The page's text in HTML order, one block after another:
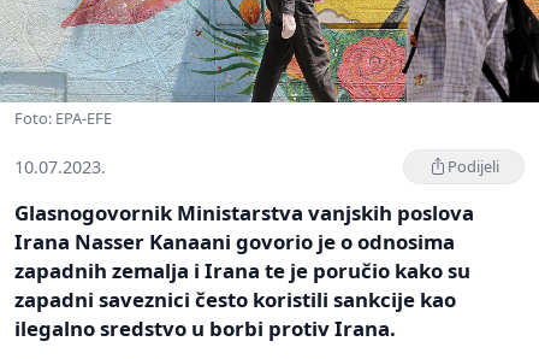
Foto: EPA-EFE
10.07.2023. Podijeli
Glasnogovornik Ministarstva vanjskih poslova
Irana Nasser Kanaani govorio je o odnosima
zapadnih zemalja i Irana te je poručio kako su
zapadni saveznici često koristili sankcije kao
ilegalno sredstvo u borbi protiv Irana.